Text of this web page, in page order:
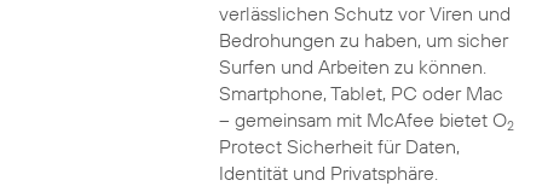
verlässlichen Schutz vor Viren und
Bedrohungen zu haben, um sicher
Surfen und Arbeiten zu können.
Smartphone, Tablet, PC oder Mac
– gemeinsam mit McAfee bietet O2
Protect Sicherheit für Daten,
Identität und Privatsphäre.